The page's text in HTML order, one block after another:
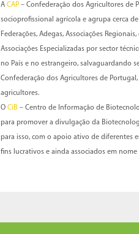
A CAP – Confederação dos Agricultores de
socioprofissional agrícola e agrupa cerca
Federações, Adegas, Associações
Associações Especializadas por sector
no País e no estrangeiro, salvaguardando
Confederação dos Agricultores de
agricultores.
O CiB – Centro de Informação de
para promover a divulgação da
para isso, com o apoio ativo de diferentes
fins lucrativos e ainda associados em